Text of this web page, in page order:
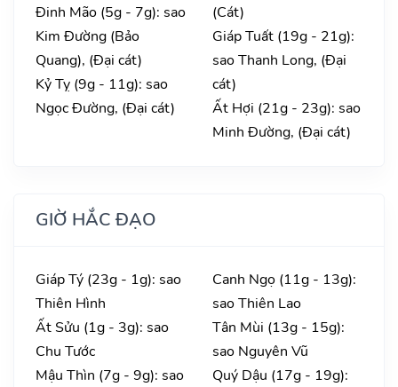
Đinh Mão (5g - 7g): sao
Kim Đường (Bảo
Quang), (Đại cát)
Kỷ Tỵ (9g - 11g): sao
Ngọc Đường, (Đại cát)
(Cát)
Giáp Tuất (19g - 21g):
sao Thanh Long, (Đại
cát)
Ất Hợi (21g - 23g): sao
Minh Đường, (Đại cát)
GIỜ HẮC ĐẠO
Giáp Tý (23g - 1g): sao
Thiên Hình
Ất Sửu (1g - 3g): sao
Chu Tước
Mậu Thìn (7g - 9g): sao
Canh Ngọ (11g - 13g):
sao Thiên Lao
Tân Mùi (13g - 15g):
sao Nguyên Vũ
Quý Dậu (17g - 19g):